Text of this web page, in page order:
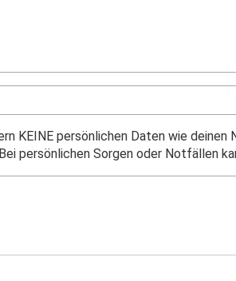
KEINE persönlichen Daten wie deinen
persönlichen Sorgen oder Notfällen